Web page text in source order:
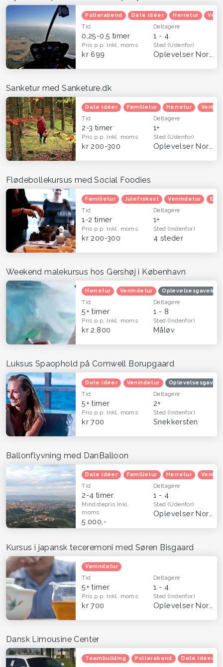
Polterabend Date idéer Herretur
Tid
0,25-0,5 timer
Deltagere
1 - 4
Pris p.p. Inkl. moms
kr 699
Sted(Udenfor)
Sanketur med Sanketure.dk
Date idéer Familietur Herretur
Tid
2-3 timer
Deltagere
1+
Pris p.p. Inkl. moms
kr 200-300
Sted(Udenfor)
Flødebollekursus med Social Foodies
Familietur Julefrokost Venindetur
Tid
1-2 timer
Deltagere
1+
Pris p.p. Inkl. moms
kr 200-300
Sted(Indenfor)
4 steder
Weekend malekursus hos Gershøj i København
Herretur Venindetur Oplevelsesgavekort
Tid
5+ timer
Deltagere
1 - 8
Pris p.p. Inkl. moms
kr 2.800
Sted(Indenfor)
Måløv
Luksus Spaophold på Comwell Borupgaard
Date idéer Venindetur Oplevelsesgaver
Tid
5+ timer
Deltagere
2+
Pris p.p. Inkl. moms
kr 700
Sted(Indenfor)
Snekkersten
Ballonflyvning med DanBalloon
Date idéer Familietur Herretur
Tid
2-4 timer
Deltagere
1 - 4
Mindstepris Inkl.
moms
5.000,-
Sted(Udenfor)
Kursus i japansk teceremoni med Søren Bisgaard
Venindetur
Tid
5+ timer
Deltagere
1 - 4
Pris p.p. Inkl. moms
kr 700
Sted(Indenfor)
Dansk Limousine Center
Teambuilding Polterabend Date idéer